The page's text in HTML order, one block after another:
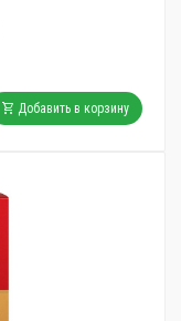
Добавить в корзину